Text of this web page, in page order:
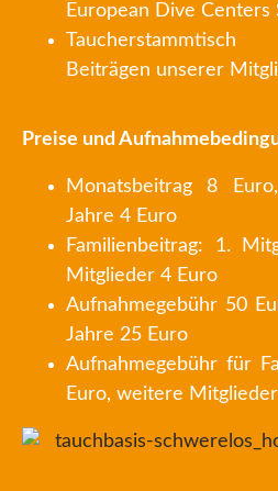
European Dive Centers
Beiträgen unserer
Preise und
Monatsbeitrag 8
Jahre 4 Euro
Familienbeitrag: 1.
Mitglieder 4 Euro
Aufnahmegebühr 50
Jahre 25 Euro
Aufnahmegebühr für
Euro, weitere